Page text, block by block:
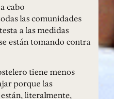
cabo
las comunidades
a las medidas
están tomando contra
tiene menos
porque las
literalmente,